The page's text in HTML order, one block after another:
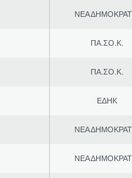
ΝΕΑ
ΠΑ.ΣΟ.Κ.
ΠΑ.ΣΟ.Κ.
ΕΔΗΚ
ΝΕΑ
ΝΕΑ